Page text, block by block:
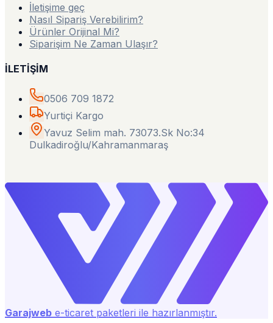
İletişime geç
Nasıl Sipariş Verebilirim?
Ürünler Orijinal Mi?
Siparişim Ne Zaman Ulaşır?
İLETİŞİM
0506 709 1872
Yurtiçi Kargo
Yavuz Selim mah. 73073.Sk No:34
Dulkadiroğlu/Kahramanmaraş
Garajweb e-ticaret paketleri ile hazırlanmıştır.